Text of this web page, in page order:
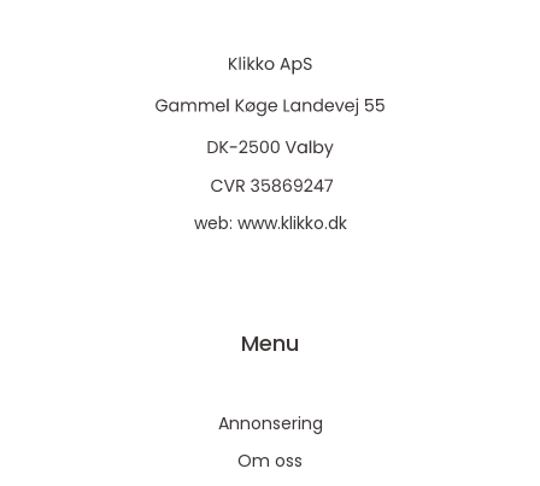
web: www.klikko.dk
Menu
Annonsering
Om oss